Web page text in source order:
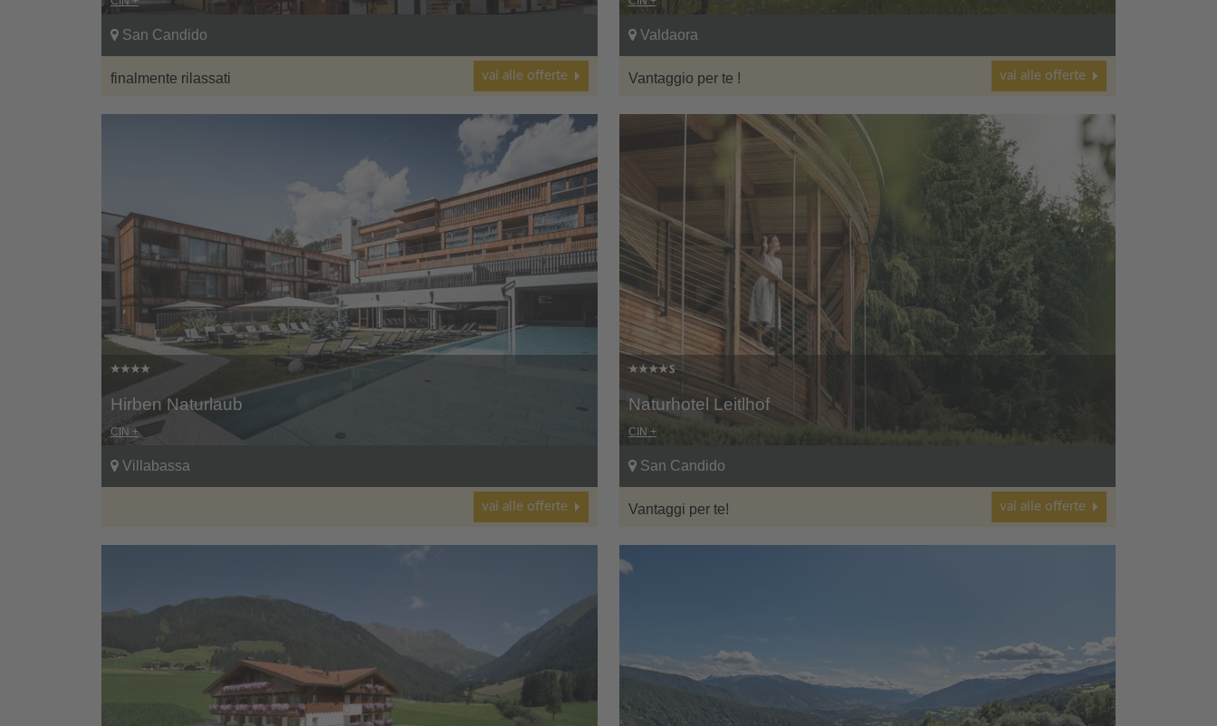
San Candido
finalmente rilassati vai alle offerte
Valdaora
Vantaggio per te ! vai alle offerte
Hirben Naturlaub
CIN +
Villabassa
vai alle offerte
Naturhotel Leitlhof
CIN +
San Candido
Vantaggi per te! vai alle offerte